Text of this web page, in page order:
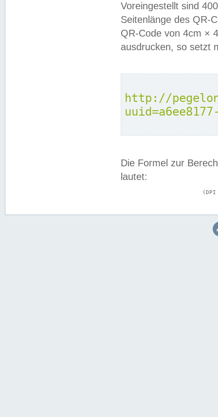
Voreingestellt sind
Seitenlänge des QR-
QR-Code von 4cm ×
ausdrucken, so setzt
http://
Die Formel zur
lautet: